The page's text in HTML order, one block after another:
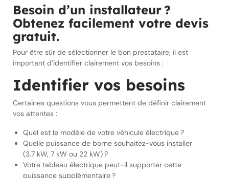
Besoin d’un installateur ?
Obtenez facilement votre devis
gratuit.
Pour être sûr de sélectionner le bon prestataire, il est
important d’identifier clairement vos besoins :
Identifier vos besoins
Certaines questions vous permettent de définir clairement
vos attentes :
Quel est le modèle de votre véhicule électrique ?
Quelle puissance de borne souhaitez-vous installer
(3,7 kW, 7 kW ou 22 kW) ?
Votre tableau électrique peut-il supporter cette
puissance supplémentaire ?